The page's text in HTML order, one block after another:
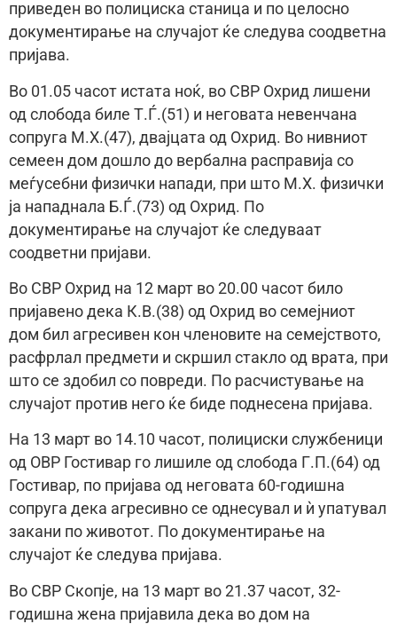
приведен во полициска станица и по целосно
документирање на случајот ќе следува соодветна
пријава.
Во 01.05 часот истата ноќ, во СВР Охрид лишени
од слобода биле Т.Ѓ.(51) и неговата невенчана
сопруга М.Х.(47), двајцата од Охрид. Во нивниот
семеен дом дошло до вербална расправија со
меѓусебни физички напади, при што М.Х. физички
ја нападнала Б.Ѓ.(73) од Охрид. По
документирање на случајот ќе следуваат
соодветни пријави.
Во СВР Охрид на 12 март во 20.00 часот било
пријавено дека К.В.(38) од Охрид во семејниот
дом бил агресивен кон членовите на семејството,
расфрлал предмети и скршил стакло од врата, при
што се здобил со повреди. По расчистување на
случајот против него ќе биде поднесена пријава.
На 13 март во 14.10 часот, полициски службеници
од ОВР Гостивар го лишиле од слобода Г.П.(64) од
Гостивар, по пријава од неговата 60-годишна
сопруга дека агресивно се однесувал и ѝ упатувал
закани по животот. По документирање на
случајот ќе следува пријава.
Во СВР Скопје, на 13 март во 21.37 часот, 32-
годишна жена пријавила дека во дом на